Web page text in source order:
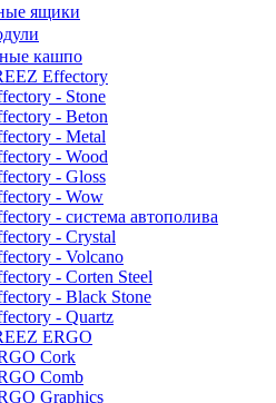
ящики
кашпо
Effectory
- Stone
- Beton
- Metal
- Wood
- Gloss
- Wow
- система автополива
- Crystal
- Volcano
- Corten Steel
- Black Stone
- Quartz
ERGO
Cork
Comb
Graphics